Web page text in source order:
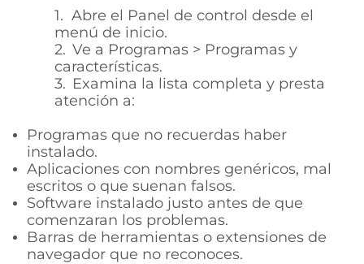
1. Abre el Panel de control desde el
menú de inicio.
2. Ve a Programas > Programas y
características.
3. Examina la lista completa y presta
atención a:
Programas que no recuerdas haber
instalado.
Aplicaciones con nombres genéricos, mal
escritos o que suenan falsos.
Software instalado justo antes de que
comenzaran los problemas.
Barras de herramientas o extensiones de
navegador que no reconoces.